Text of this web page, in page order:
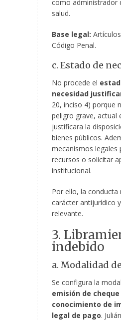
como administrador
salud.
Base legal:
Código Penal.
c. Estado de
No procede el
necesidad
20, inciso 4) porque
peligro grave, actual
justificara la
bienes públicos.
mecanismos legales
recursos o solicitar
institucional.
Por ello, la conducta
carácter antijurídico
relevante.
3.
indebido
a. Modalidad
Se configura la
emisión de
conocimiento de
legal de pago.